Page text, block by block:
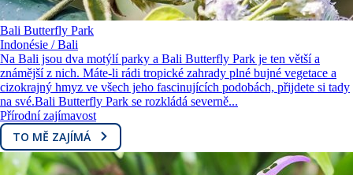
Bali Butterfly Park
Indonésie / Bali
Na Bali jsou dva motýlí parky a Bali Butterfly Park je ten větší a
známější z nich. Máte-li rádi tropické zahrady plné bujné vegetace a
cizokrajný hmyz ve všech jeho fascinujících podobách, přijdete si tady
na své.Bali Butterfly Park se rozkládá severně...
Přírodní zajímavost
TO MĚ ZAJÍMÁ